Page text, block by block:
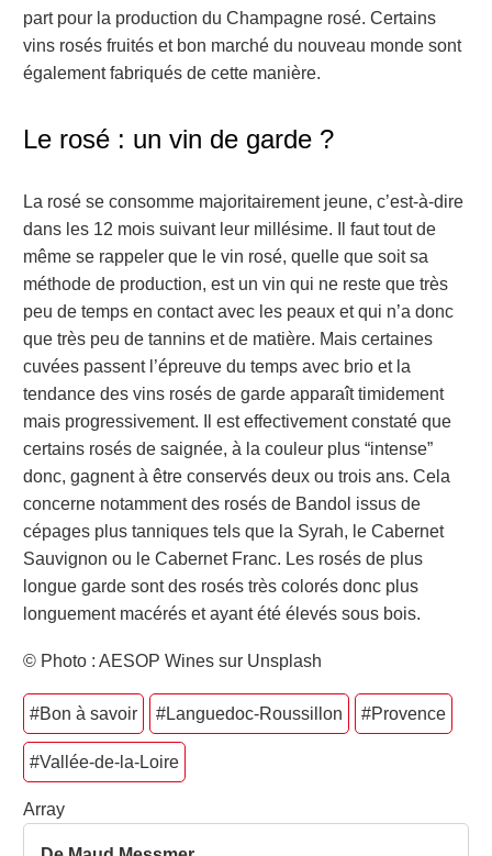
part pour la production du Champagne rosé. Certains
vins rosés fruités et bon marché du nouveau monde sont
également fabriqués de cette manière.
Le rosé : un vin de garde ?
La rosé se consomme majoritairement jeune, c’est-à-dire
dans les 12 mois suivant leur millésime. Il faut tout de
même se rappeler que le vin rosé, quelle que soit sa
méthode de production, est un vin qui ne reste que très
peu de temps en contact avec les peaux et qui n’a donc
que très peu de tannins et de matière. Mais certaines
cuvées passent l’épreuve du temps avec brio et la
tendance des vins rosés de garde apparaît timidement
mais progressivement. Il est effectivement constaté que
certains rosés de saignée, à la couleur plus “intense”
donc, gagnent à être conservés deux ou trois ans. Cela
concerne notamment des rosés de Bandol issus de
cépages plus tanniques tels que la Syrah, le Cabernet
Sauvignon ou le Cabernet Franc. Les rosés de plus
longue garde sont des rosés très colorés donc plus
longuement macérés et ayant été élevés sous bois.
© Photo : AESOP Wines sur Unsplash
#Bon à savoir #Languedoc-Roussillon #Provence
#Vallée-de-la-Loire
Array